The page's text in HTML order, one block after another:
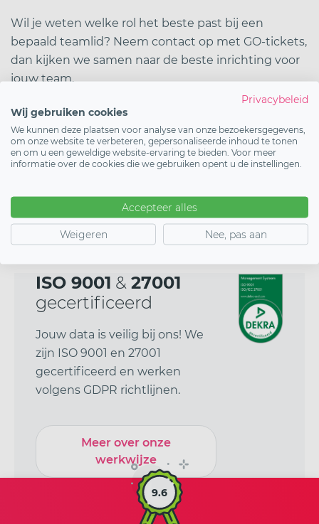
Wil je weten welke rol het beste past bij een
bepaald teamlid? Neem contact op met GO-tickets,
dan kijken we samen naar de beste inrichting voor
jouw team.
Lees ook:Dashboard gebruiken
bewerken en beherenenAccount aanmaken.
Demo inplannen
ISO 9001 & 27001
gecertificeerd
Jouw data is veilig bij ons! We
zijn ISO 9001 en 27001
gecertificeerd en werken
volgens GDPR richtlijnen.
Meer over onze
werkwijze
9.6
Privacybeleid
Wij gebruiken cookies
We kunnen deze plaatsen voor analyse van onze bezoekersgegevens,
om onze website te verbeteren, gepersonaliseerde inhoud te tonen
en om u een geweldige website-ervaring te bieden. Voor meer
informatie over de cookies die we gebruiken opent u de instellingen.
Accepteer alles
Weigeren Nee, pas aan